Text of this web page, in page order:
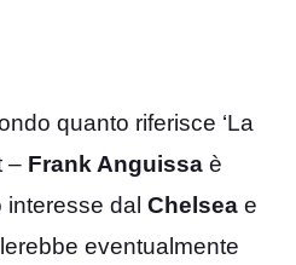
quanto riferisce ‘La
– Frank Anguissa è
dal Chelsea e
eventualmente